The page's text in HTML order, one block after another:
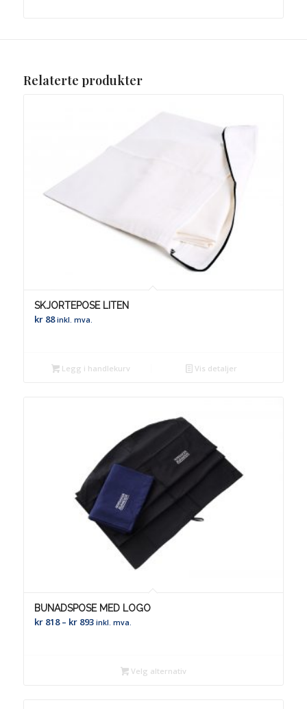
Relaterte produkter
SKJORTEPOSE LITEN
kr88 inkl. mva.
Legg i handlekurv Vis detaljer
BUNADSPOSE MED LOGO
kr818 – kr893Prisområde:
inkl. mva.
Velg alternativ